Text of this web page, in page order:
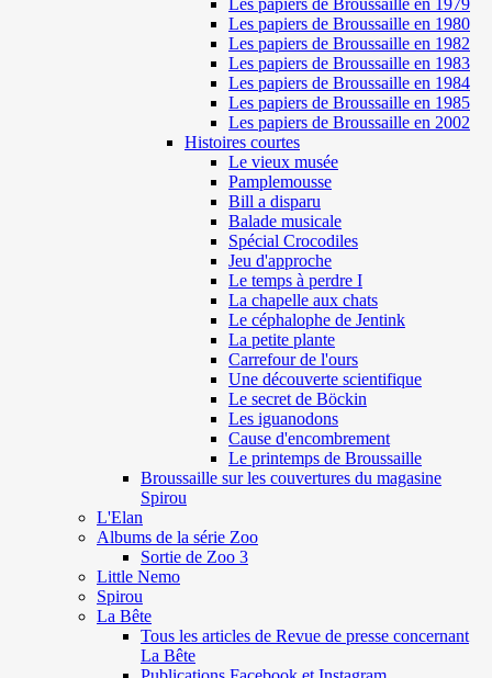
Les papiers de Broussaille en 1980
Les papiers de Broussaille en 1982
Les papiers de Broussaille en 1983
Les papiers de Broussaille en 1984
Les papiers de Broussaille en 1985
Les papiers de Broussaille en 2002
Histoires courtes
Le vieux musée
Pamplemousse
Bill a disparu
Balade musicale
Spécial Crocodiles
Jeu d'approche
Le temps à perdre I
La chapelle aux chats
Le céphalophe de Jentink
La petite plante
Carrefour de l'ours
Une découverte scientifique
Le secret de Böckin
Les iguanodons
Cause d'encombrement
Le printemps de Broussaille
Broussaille sur les couvertures du magasine
Spirou
L'Elan
Albums de la série Zoo
Sortie de Zoo 3
Little Nemo
Spirou
La Bête
Tous les articles de Revue de presse concernant
La Bête